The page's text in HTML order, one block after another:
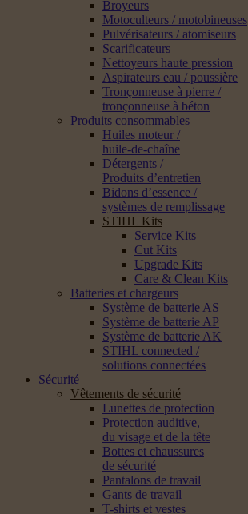
Broyeurs
Motoculteurs / motobineuses
Pulvérisateurs / atomiseurs
Scarificateurs
Nettoyeurs haute pression
Aspirateurs eau / poussière
Tronçonneuse à pierre /
tronçonneuse à béton
Produits consommables
Huiles moteur /
huile-de-chaîne
Détergents /
Produits d’entretien
Bidons d’essence /
systèmes de remplissage
STIHL Kits
Service Kits
Cut Kits
Upgrade Kits
Care & Clean Kits
Batteries et chargeurs
Système de batterie AS
Système de batterie AP
Système de batterie AK
STIHL connected /
solutions connectées
Sécurité
Vêtements de sécurité
Lunettes de protection
Protection auditive,
du visage et de la tête
Bottes et chaussures
de sécurité
Pantalons de travail
Gants de travail
T-shirts et vestes